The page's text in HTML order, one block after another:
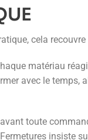
cela
matériau
avec le temps,
toute
insiste